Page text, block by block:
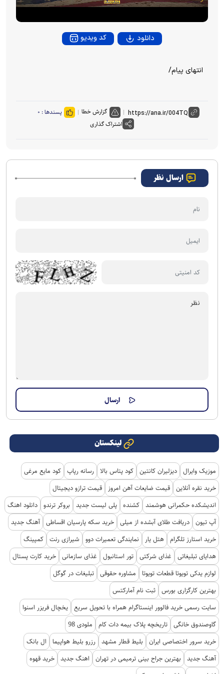
y
d
e
دانلود کد ویدیو
انتهای پیام/
گزارش خطا پسندها : ۰
اشتراک گذاری
ارسال نظر
لینکستان
موزیک وایرال دیزلیران کانتین کود پتاس بالا رسانه رپاپ کود مایع مرغی
خرید نقره آنلاین قیمت ضایعات آهن امروز
قیمت ترازو دیجیتال
اندیشکده حکمرانی هوشمند کشنده پلی لیست جدید بروکر ترندو دانلود اهنگ
آپ تیون دریافت طلای آبشده از میلی خرید سکه پارسیان اقساطی آهنگ جدید
خرید استارز تلگرام هتل یار نمایندگی تعمیرات دوو شیرازی رنت کمپینگ
هدایای تبلیغاتی
غذای شرکتی تور استانبول غذای سازمانی خرید کارت پستال
لوازم یدکی تویوتا قطعات تویوتا
مشاوره حقوقی تبلیغات در گوگل
بهترین کارگزاری بورس ثبت نام آمارکتس
سایت رسمی خرید فالوور اینستاگرام همراه با تحویل سریع یخچال فریزر اسنوا
گاوصندوق خانگی تاریخچه پلاک بیمه دات کام
ملودی 98
خرید سرور اختصاصی ایران
بلیط قطار مشهد رزرو بلیط هواپیما
ال بانک
آهنگ جدید
بهترین جراح بینی ترمیمی در تهران اهنگ جدید خرید قهوه